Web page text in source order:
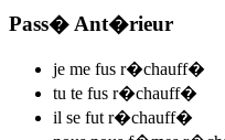
Pass� Ant�rieur
je me fus r�chauff�
tu te fus r�chauff�
il se fut r�chauff�